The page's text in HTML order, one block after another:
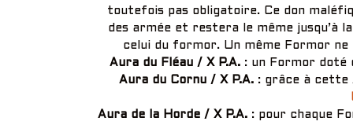
toutefois pas obligatoire. Ce don
des armée et restera le même jusqu’à
celui du formor. Un même Formor ne
Aura du Fléau / X P.A.: un Formor doté
Aura du Cornu / X P.A. : grâce à cette
Aura de la Horde / X P.A. : pour chaque